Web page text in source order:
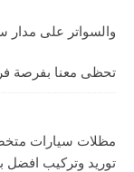
والسواتر على مدار
تحظى معنا بفرصة فريدة
مظلات سيارات
توريد وتركيب افضل